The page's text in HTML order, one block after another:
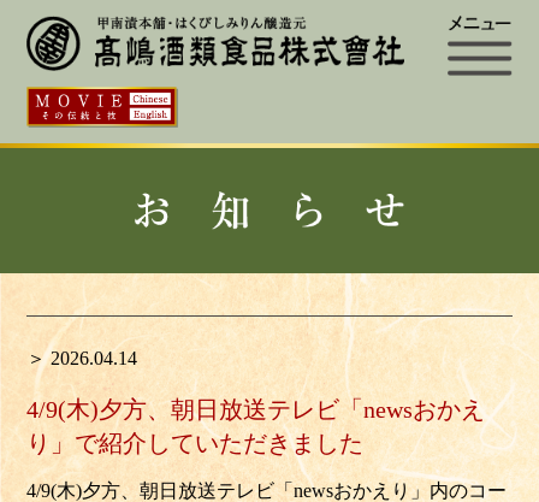
＞ 2026.04.14
4/9(木)夕方、朝日放送テレビ「newsおかえ
り」で紹介していただきました
4/9(木)夕方、朝日放送テレビ「newsおかえり」内のコー